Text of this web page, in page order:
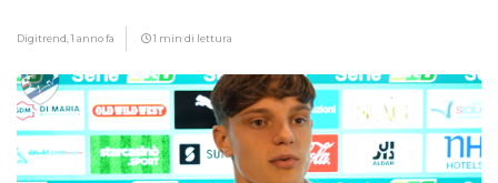
Digitrend,1 anno fa 1 min di lettura